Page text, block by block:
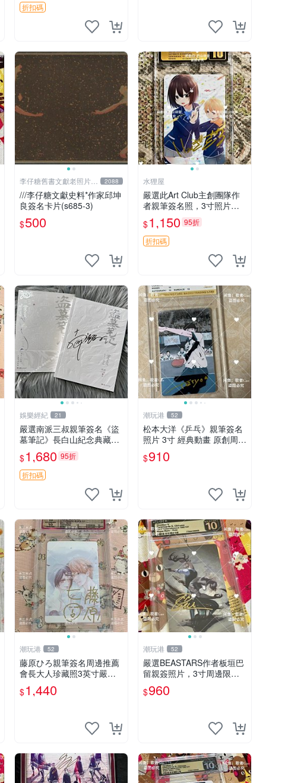
折扣碼
李仔糖舊書文獻老照片名
人收藏館
2088
///李仔糖文獻史料*作家邱坤
良簽名卡片(s685-3)
$500
水狸屋
嚴選此Art Club主創團隊作
者親筆簽名照，3寸照片附
原裝卡磚。收藏級面簽照，
適合藝術愛好者收藏與展
示。 3寸 簽名 照片
$1,150 95折
折扣碼
娛樂經紀 21
嚴選南派三叔親筆簽名《盜
墓筆記》長白山紀念典藏禮
盒，限量收藏必備 原著小說
定價 特別款
$1,680 95折
折扣碼
潮玩港 52
松本大洋《乒乓》親筆簽名
照片 3寸 經典動畫 原創周邊
經典動漫 周邊收藏 照片卡
磚
$910
潮玩港 52
藤原ひろ親筆簽名周邊推薦
會長大人珍藏照3英寸嚴選
女仆紀念品 面簽收藏 會長
大人 簽名照 女仆照 面簽收
$1,440
潮玩港 52
嚴選BEASTARS作者板垣巴
留親簽照片，3寸周邊限量
收藏 BEASTARS 作者 經典
細節收藏
$960